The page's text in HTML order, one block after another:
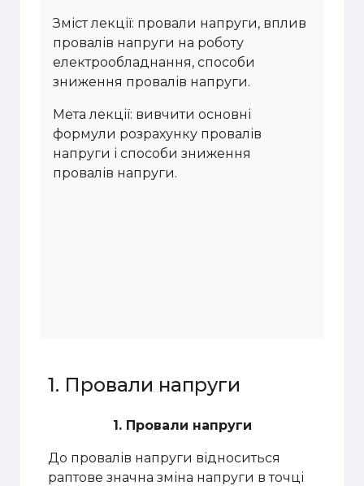
Зміст лекції: провали напруги, вплив
провалів напруги на роботу
електрообладнання, способи
зниження провалів напруги.
Мета лекції: вивчити основні
формули розрахунку провалів
напруги і способи зниження
провалів напруги.
1. Провали напруги
1. Провали напруги
До провалів напруги відноситься
раптове значна зміна напруги в точці